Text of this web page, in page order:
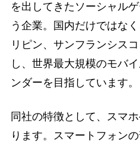
を出してきたソーシャル
う企業。国内だけではな
リピン、サンフランシス
し、世界最大規模のモバ
ンダーを目指しています。
同社の特徴として、スマ
ります。スマートフォン